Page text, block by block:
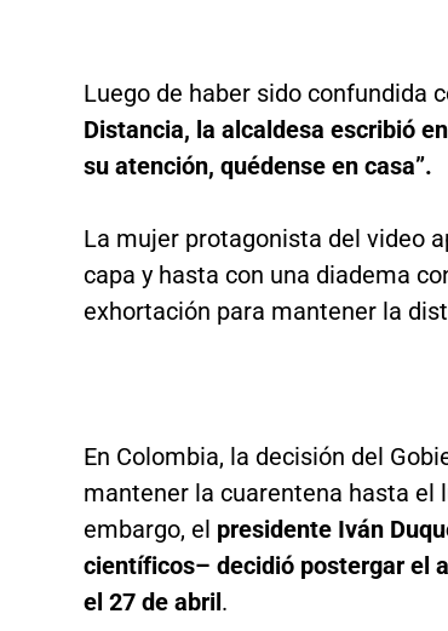
Luego de haber sido confundida
Distancia, la alcaldesa escribió
su atención, quédense en casa”.
La mujer protagonista del video
capa y hasta con una diadema
exhortación para mantener la
En Colombia, la decisión del
mantener la cuarentena hasta el
embargo, el presidente Iván
científicos– decidió postergar el
el 27 de abril.